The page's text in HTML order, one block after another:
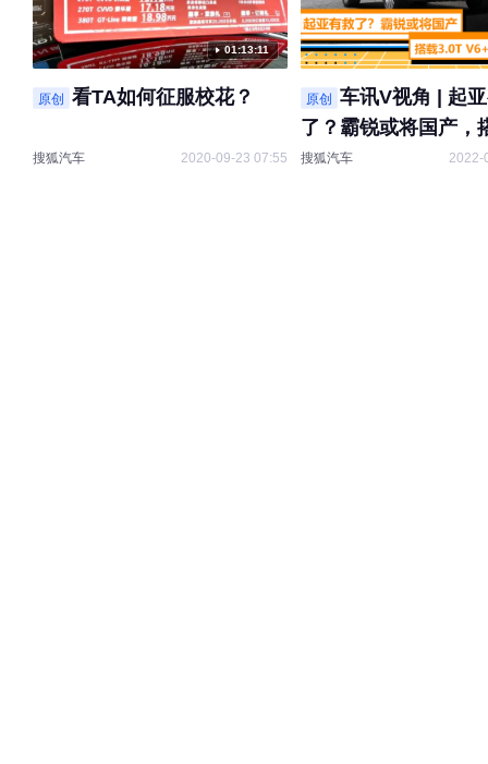
01:13:11
原创 看TA如何征服校花？
搜狐汽车 2020-09-23 07:55
原创
车讯V视角 | 起
了？霸锐或将国产，
V6+8AT
搜狐汽车 2022-